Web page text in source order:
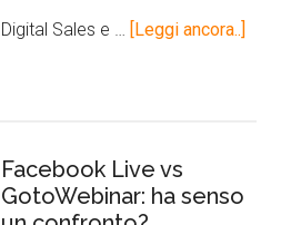
Digital Sales e … [Leggi ancora..]
Facebook Live vs
GotoWebinar: ha senso